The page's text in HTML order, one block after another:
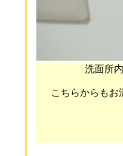
洗面所
こちらからもお